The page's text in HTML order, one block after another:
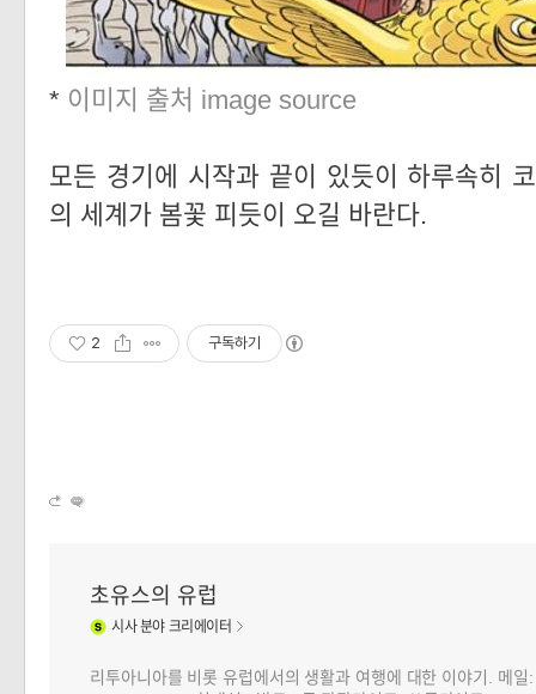
* 이미지 출처 image source
모든 경기에 시작과 끝이 있듯이 하루속히
의 세계가 봄꽃 피듯이 오길 바란다.
2 구독하기
초유스의 유럽
시사분야 크리에이터
리투아니아를 비롯 유럽에서의 생활과 여행에 대한 이야기. 메